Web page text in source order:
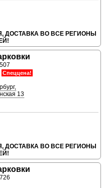
ДОСТАВКА ВО ВСЕ РЕГИОНЫ
Спеццена!
13
ДОСТАВКА ВО ВСЕ РЕГИОНЫ